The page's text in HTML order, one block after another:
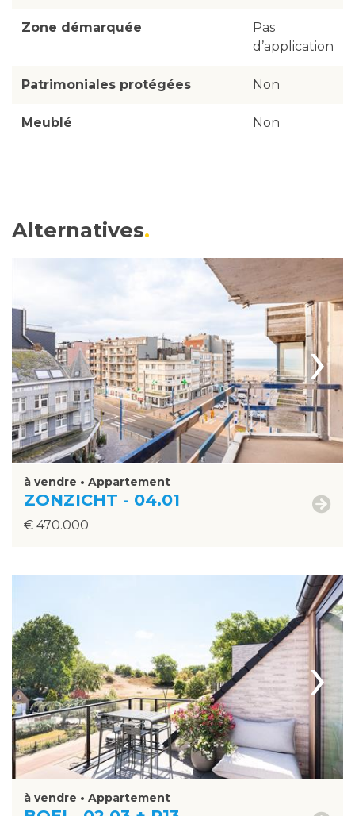
Zone démarquée
Pas
d’application
Patrimoniales protégées Non
Meublé Non
Alternatives
›
à vendre • Appartement
ZONZICHT - 04.01
€ 470.000
›
à vendre • Appartement